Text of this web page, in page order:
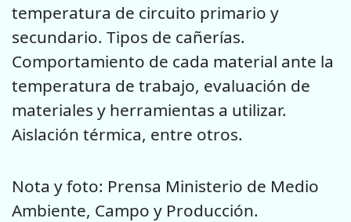
temperatura de circuito primario y
secundario. Tipos de cañerías.
Comportamiento de cada material ante la
temperatura de trabajo, evaluación de
materiales y herramientas a utilizar.
Aislación térmica, entre otros.
Nota y foto: Prensa Ministerio de Medio
Ambiente, Campo y Producción.